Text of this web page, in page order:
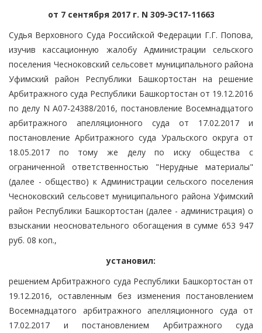
от 7 сентября 2017 г. N 309-ЭС17-11663
Судья Верховного Суда Российской Федерации Г.Г. Попова,
изучив кассационную жалобу Администрации сельского
поселения Чесноковский сельсовет муниципального района
Уфимский район Республики Башкортостан на решение
Арбитражного суда Республики Башкортостан от 19.12.2016
по делу N А07-24388/2016, постановление Восемнадцатого
арбитражного апелляционного суда от 17.02.2017 и
постановление Арбитражного суда Уральского округа от
18.05.2017 по тому же делу по иску общества с
ограниченной ответственностью "Нерудные материалы"
(далее - общество) к Администрации сельского поселения
Чесноковский сельсовет муниципального района Уфимский
район Республики Башкортостан (далее - администрация) о
взыскании неосновательного обогащения в сумме 653 947
руб. 08 коп.,
установил:
решением Арбитражного суда Республики Башкортостан от
19.12.2016, оставленным без изменения постановлением
Восемнадцатого арбитражного апелляционного суда от
17.02.2017 и постановлением Арбитражного суда